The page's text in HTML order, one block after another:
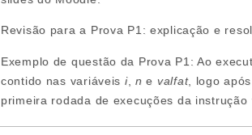
Revisão para a Prova P1: explicação e
Exemplo de questão da Prova P1: Ao
contido nas variáveis i,n e valfat, logo
primeira rodada de execuções da instrução